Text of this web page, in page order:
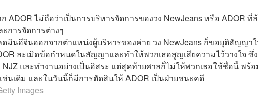
ADOR ไม่ถือว่าเป็นการบริหารจัดการของวง NewJeans หรือ ADOR ที่
การจัดการต่างๆ
ดมินฮีจินออกจากตำแหน่งผู้บริหารของค่าย วง NewJeans ก็ขอยุติสัญญา
ละเมิดข้อกำหนดในสัญญาและทำให้พวกเธอสูญเสียความไว้วางใจ ซึ่
และทำงานอย่างเป็นอิสระ แต่สุดท้ายศาลก็ไม่ให้พวกเธอใช้ชื่อนี้ พร้
ช่นเดิม และในวันนี้ก็มีการตัดสินให้ ADOR เป็นฝ่ายชนะคดี
Images